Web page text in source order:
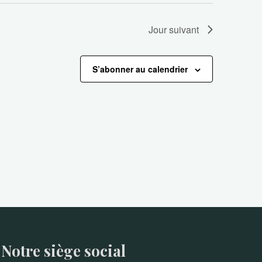
Jour suivant
S’abonner au calendrier
Notre siège social